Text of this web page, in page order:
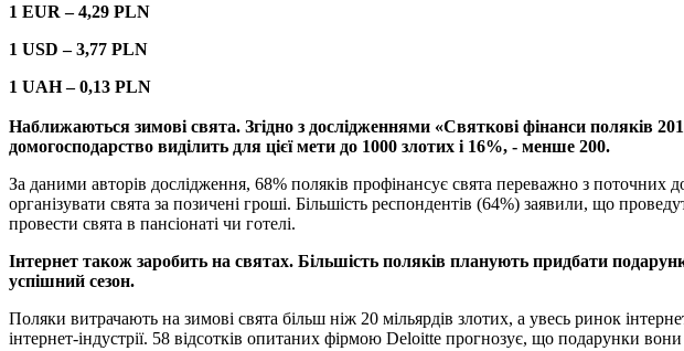
1 EUR – 4,29 PLN
1 USD – 3,77 PLN
1 UAH – 0,13 PLN
Наближаються зимові свята. Згідно з дослідженнями «Святкові фінанси поляків
домогосподарство виділить для цієї мети до 1000 злотих і 16%, - менше 200.
За даними авторів дослідження, 68% поляків профінансує свята переважно з
організувати свята за позичені гроші. Більшість респондентів (64%) заявили, що
провести свята в пансіонаті чи готелі.
Інтернет також заробить на святах. Більшість поляків планують придбати
успішний сезон.
Поляки витрачають на зимові свята більш ніж 20 мільярдів злотих, а увесь ринок
інтернет-індустрії. 58 відсотків опитаних фірмою Deloitte прогнозує, що подарунки